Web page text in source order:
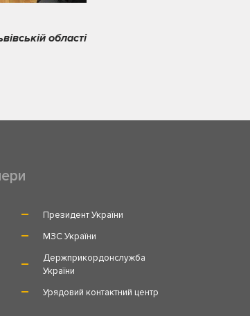
області
Президент України
МЗС України
Держприкордонслужба
України
Урядовий контактний центр